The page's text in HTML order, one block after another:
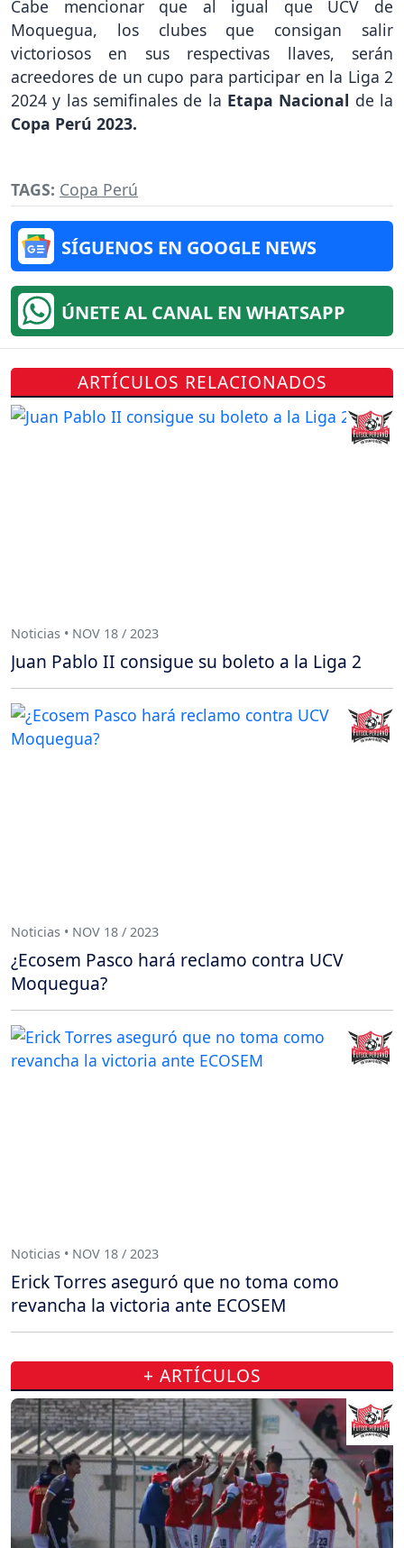
Cabe mencionar que al igual que UCV de
Moquegua, los clubes que consigan salir
victoriosos en sus respectivas llaves, serán
acreedores de un cupo para participar en la Liga 2
2024 y las semifinales de la Etapa Nacional de la
Copa Perú 2023.
TAGS: Copa Perú
SÍGUENOS EN GOOGLE NEWS
ÚNETE AL CANAL EN WHATSAPP
ARTÍCULOS RELACIONADOS
Noticias • NOV 18 / 2023
Juan Pablo II consigue su boleto a la Liga 2
Noticias • NOV 18 / 2023
¿Ecosem Pasco hará reclamo contra UCV
Moquegua?
Noticias • NOV 18 / 2023
Erick Torres aseguró que no toma como
revancha la victoria ante ECOSEM
+ ARTÍCULOS